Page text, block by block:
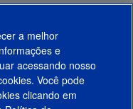
a melhor
e
acessando nosso
Você pode
clicando em